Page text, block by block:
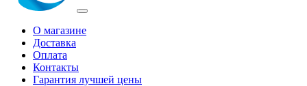
О магазине
Доставка
Оплата
Контакты
Гарантия лучшей цены